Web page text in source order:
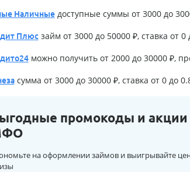
Наличныедоступные суммы от 3000 до
Плюсзайм от 3000 до 50000 ₽, ставка от
можно получить от 2000 до 30000 ₽,
сумма от 3000 до 30000 ₽, ставка от 0 до
промокоды и акции
на оформлении займов и выигрывайте